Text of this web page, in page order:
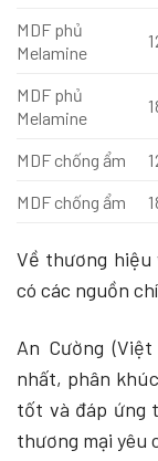
MDF phủ
Melamine
MDF phủ
Melamine
MDF chống ẩm
MDF chống ẩm
Về thương
có các nguồn
An Cường
nhất, phân
tốt và đáp ứng
thương mại yêu